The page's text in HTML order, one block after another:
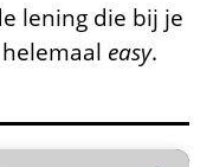
lening die bij je
easy.